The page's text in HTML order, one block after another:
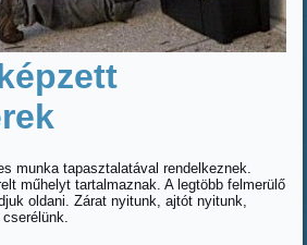
munka tapasztalatával rendelkeznek.
műhelyt tartalmaznak. A legtöbb felmerülő
oldani. Zárat nyitunk, ajtót nyitunk,